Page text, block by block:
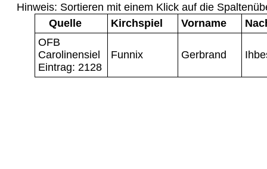
Hinweis: Sortieren mit einem Klick auf die
Quelle
Kirchspiel Vorname
OFB
Carolinensiel
Eintrag: 2128
Funnix Gerbrand